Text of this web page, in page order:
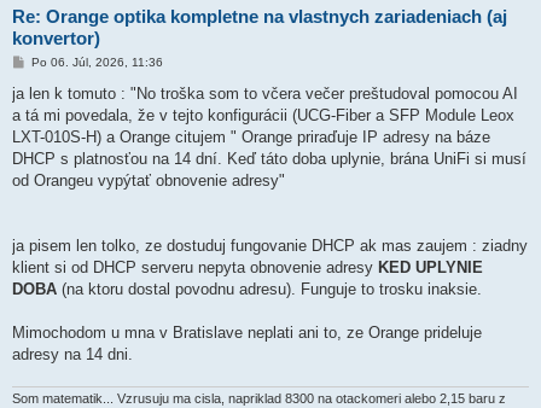
Re: Orange optika kompletne na vlastnych zariadeniach (aj
konvertor)
P
í
p
e
o
k
Po 06. Júl, 2026, 11:36
ja len k tomuto : "No troška som to včera večer preštudoval pomocou AI
a tá mi povedala, že v tejto konfigurácii (UCG-Fiber a SFP Module Leox
LXT-010S-H) a Orange citujem " Orange priraďuje IP adresy na báze
DHCP s platnosťou na 14 dní. Keď táto doba uplynie, brána UniFi si musí
od Orangeu vypýtať obnovenie adresy"
ja pisem len tolko, ze dostuduj fungovanie DHCP ak mas zaujem : ziadny
klient si od DHCP serveru nepyta obnovenie adresy KED UPLYNIE
DOBA (na ktoru dostal povodnu adresu). Funguje to trosku inaksie.
Mimochodom u mna v Bratislave neplati ani to, ze Orange prideluje
adresy na 14 dni.
Som matematik... Vzrusuju ma cisla, napriklad 8300 na otackomeri alebo 2,15 baru z